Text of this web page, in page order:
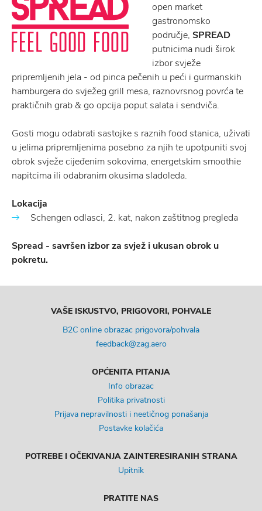
open market
gastronomsko
područje, SPREAD
putnicima nudi širok
izbor svježe
pripremljenih jela - od pinca pečenih u peći i gurmanskih
hamburgera do svježeg grill mesa, raznovrsnog povrća te
praktičnih grab & go opcija poput salata i sendviča.
Gosti mogu odabrati sastojke s raznih food stanica, uživati
u jelima pripremljenima posebno za njih te upotpuniti svoj
obrok svježe cijeđenim sokovima, energetskim smoothie
napitcima ili odabranim okusima sladoleda.
Lokacija
Schengen odlasci, 2. kat, nakon zaštitnog pregleda
Spread - savršen izbor za svjež i ukusan obrok u
pokretu.
VAŠE ISKUSTVO, PRIGOVORI, POHVALE
B2C online obrazac prigovora/pohvala
feedback@zag.aero
OPĆENITA PITANJA
Info obrazac
Politika privatnosti
Prijava nepravilnosti i neetičnog ponašanja
Postavke kolačića
POTREBE I OČEKIVANJA ZAINTERESIRANIH STRANA
Upitnik
PRATITE NAS